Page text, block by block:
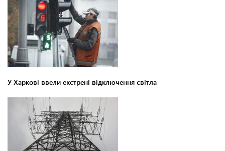
У Харкові ввели екстрені відключення світла